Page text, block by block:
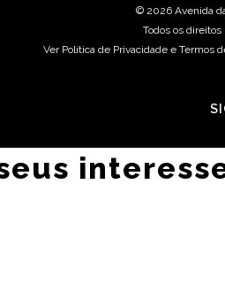
© 2026 Avenida
Todos os direitos
Ver Política de Privacidade e Termos